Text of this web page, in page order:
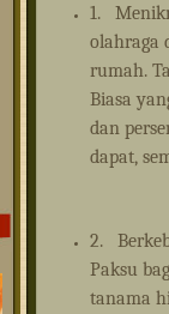
1.
olahraga
rumah.
Biasa
dan
dapat,
2.
Paksu
tanama